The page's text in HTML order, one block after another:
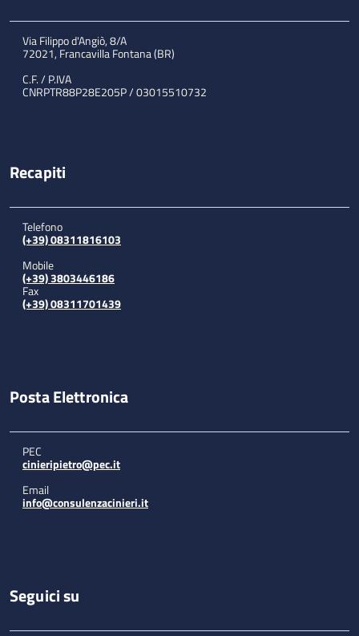
Via Filippo d'Angiò, 8/A
72021, Francavilla Fontana (BR)
C.F. / P.IVA
CNRPTR88P28E205P / 03015510732
Recapiti
Telefono
(+39) 08311816103
Mobile
(+39) 3803446186
Fax
(+39) 08311701439
Posta Elettronica
PEC
cinieripietro@pec.it
Email
info@consulenzacinieri.it
Seguici su